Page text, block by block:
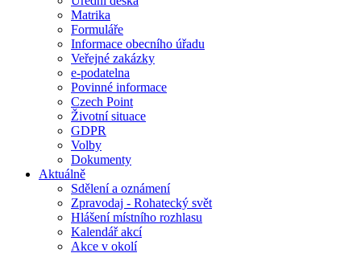
Matrika
Formuláře
Informace obecního úřadu
Veřejné zakázky
e-podatelna
Povinné informace
Czech Point
Životní situace
GDPR
Volby
Dokumenty
Aktuálně
Sdělení a oznámení
Zpravodaj - Rohatecký svět
Hlášení místního rozhlasu
Kalendář akcí
Akce v okolí